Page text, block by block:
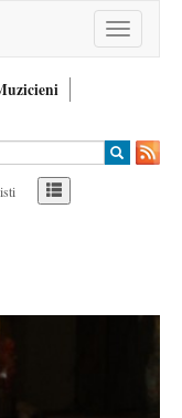
Toggle
navigation